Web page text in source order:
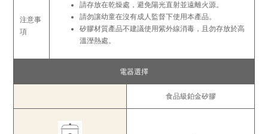
注意事
項
請存放在乾燥處，避免陽光直射並遠離火源。
請勿讓幼童在沒有成人監督下使用本產品。
矽膠材質產品不建議使用紫外線消毒，且勿存放於高
溫溼熱處。
電器選擇
食品級鉑金矽膠